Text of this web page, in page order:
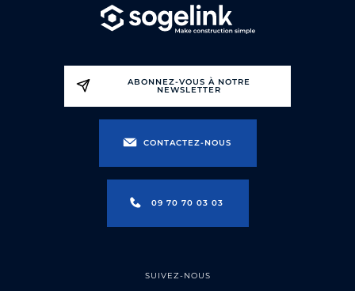
ABONNEZ-VOUS À NOTRE
NEWSLETTER
CONTACTEZ-NOUS
09 70 70 03 03
SUIVEZ-NOUS